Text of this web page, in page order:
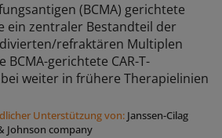
(BCMA) gerichtete
ein zentraler Bestandteil der
refraktären Multiplen
BCMA-gerichtete CAR-T-
weiter in frühere Therapielinien
Unterstützung von: Janssen-Cilag
Johnson company